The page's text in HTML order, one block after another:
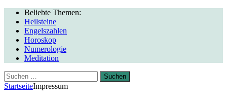
Beliebte Themen:
Heilsteine
Engelszahlen
Horoskop
Numerologie
Meditation
Suchen
nach:
StartseiteImpressum